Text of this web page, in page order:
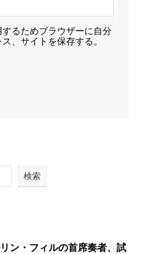
るためブラウザーに自分
、サイトを保存する。
検索
ン・フィルの首席奏者、試